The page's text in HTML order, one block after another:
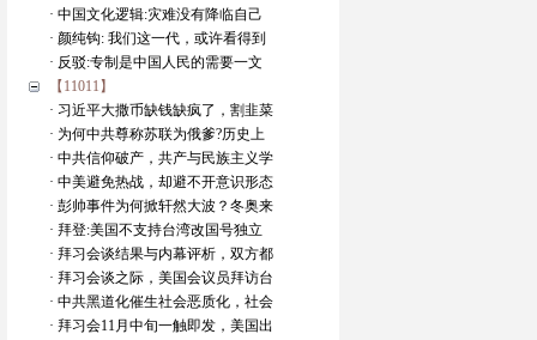
· 中国文化逻辑:灾难没有降临自己
· 颜纯钩: 我们这一代，或许看得到
· 反驳:专制是中国人民的需要一文
【11011】
· 习近平大撒币缺钱缺疯了，割韭菜
· 为何中共尊称苏联为俄爹?历史上
· 中共信仰破产，共产与民族主义学
· 中美避免热战，却避不开意识形态
· 彭帅事件为何掀轩然大波？冬奥来
· 拜登:美国不支持台湾改国号独立
· 拜习会谈结果与内幕评析，双方都
· 拜习会谈之际，美国会议员拜访台
· 中共黑道化催生社会恶质化，社会
· 拜习会11月中旬一触即发，美国出